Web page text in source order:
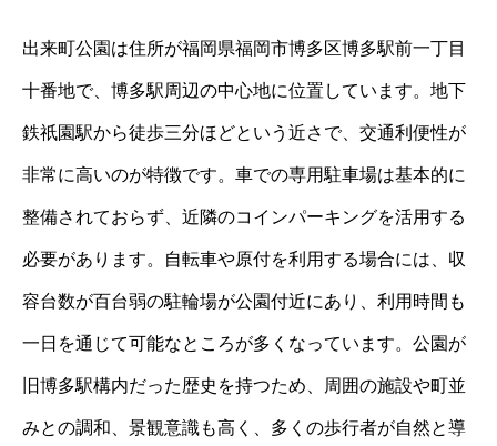
出来町公園は住所が福岡県福岡市博多区博多駅前一丁目
十番地で、博多駅周辺の中心地に位置しています。地下
鉄祇園駅から徒歩三分ほどという近さで、交通利便性が
非常に高いのが特徴です。車での専用駐車場は基本的に
整備されておらず、近隣のコインパーキングを活用する
必要があります。自転車や原付を利用する場合には、収
容台数が百台弱の駐輪場が公園付近にあり、利用時間も
一日を通じて可能なところが多くなっています。公園が
旧博多駅構内だった歴史を持つため、周囲の施設や町並
みとの調和、景観意識も高く、多くの歩行者が自然と導